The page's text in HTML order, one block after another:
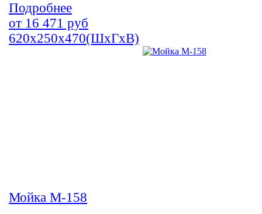
Подробнее
от 16 471 руб
620х250х470(ШхГхВ)
Мойка М-158